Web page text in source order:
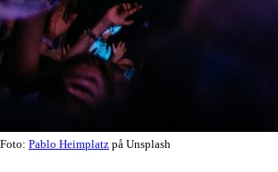
Foto: Pablo Heimplatz på Unsplash